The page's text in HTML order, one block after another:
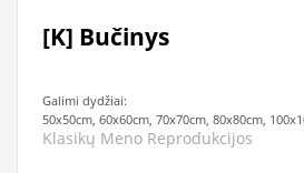
[K] Bučinys
Galimi dydžiai:
50x50cm, 60x60cm, 70x70cm, 80x80cm,
Klasikų Meno Reprodukcijos